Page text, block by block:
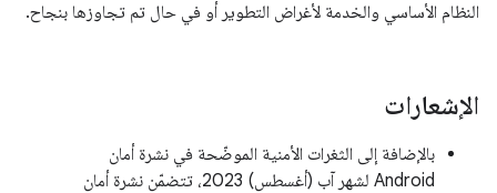
النظام الأساسي والخدمة لأغراض التطوير أو في حال تم تجاوزها بنجاح.
الإشعارات
بالإضافة إلى الثغرات الأمنية الموضّحة في نشرة أمان
Android لشهر آب (أغسطس) 2023، تتضمّن نشرة أمان